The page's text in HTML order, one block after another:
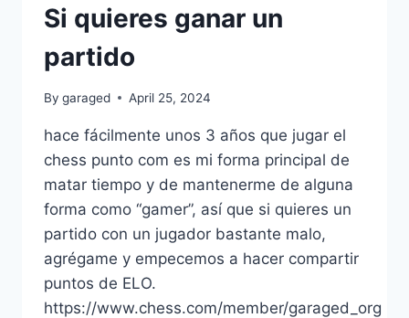
Si quieres ganar un
partido
By garaged April 25, 2024
hace fácilmente unos 3 años que jugar el
chess punto com es mi forma principal de
matar tiempo y de mantenerme de alguna
forma como “gamer”, así que si quieres un
partido con un jugador bastante malo,
agrégame y empecemos a hacer compartir
puntos de ELO.
https://www.chess.com/member/garaged_org